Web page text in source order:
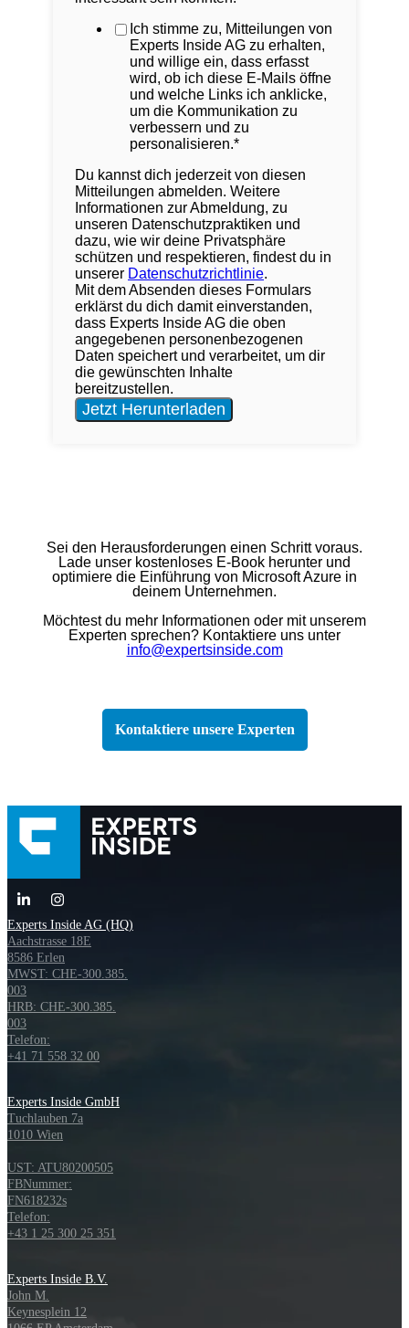
Ich stimme zu, Mitteilungen von
Experts Inside AG zu erhalten,
und willige ein, dass erfasst
wird, ob ich diese E-Mails öffne
und welche Links ich anklicke,
um die Kommunikation zu
verbessern und zu
personalisieren.*
Du kannst dich jederzeit von diesen
Mitteilungen abmelden. Weitere
Informationen zur Abmeldung, zu
unseren Datenschutzpraktiken und
dazu, wie wir deine Privatsphäre
schützen und respektieren, findest du in
unserer Datenschutzrichtlinie.
Mit dem Absenden dieses Formulars
erklärst du dich damit einverstanden,
dass Experts Inside AG die oben
angegebenen personenbezogenen
Daten speichert und verarbeitet, um dir
die gewünschten Inhalte
bereitzustellen.
Sei den Herausforderungen einen Schritt voraus.
Lade unser kostenloses E-Book herunter und
optimiere die Einführung von Microsoft Azure in
deinem Unternehmen.
Möchtest du mehr Informationen oder mit unserem
Experten sprechen? Kontaktiere uns unter
info@expertsinside.com
Kontaktiere unsere Experten
Experts Inside AG (HQ)
Aachstrasse 18E
8586 Erlen
MWST: CHE‑300.385.
003
HRB: CHE‑300.385.
003
Telefon:
+41 71 558 32 00
Experts Inside GmbH
Tuchlauben 7a
1010 Wien
UST: ATU80200505
FBNummer:
FN618232s
Telefon:
+43 1 25 300 25 351
Experts Inside B.V.
John M.
Keynesplein 12